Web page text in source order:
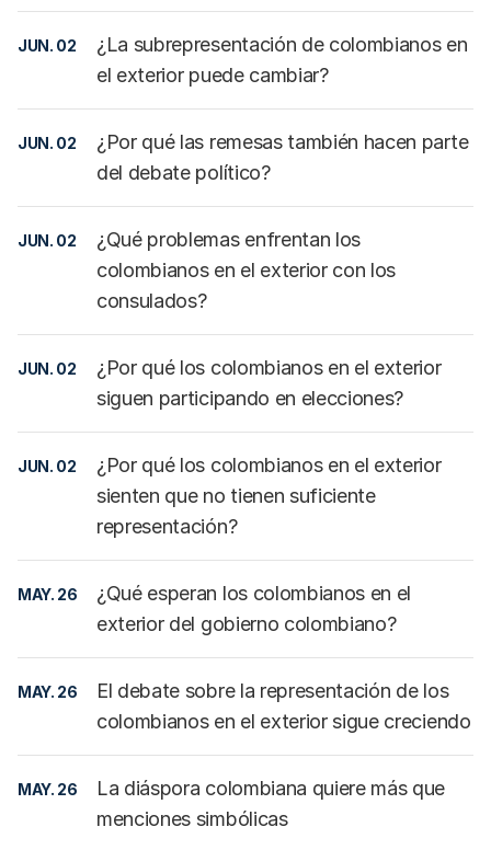
JUN. 02
¿La subrepresentación de colombianos en
el exterior puede cambiar?
JUN. 02
¿Por qué las remesas también hacen parte
del debate político?
JUN. 02
¿Qué problemas enfrentan los
colombianos en el exterior con los
consulados?
JUN. 02
¿Por qué los colombianos en el exterior
siguen participando en elecciones?
JUN. 02
¿Por qué los colombianos en el exterior
sienten que no tienen suficiente
representación?
MAY. 26
¿Qué esperan los colombianos en el
exterior del gobierno colombiano?
MAY. 26
El debate sobre la representación de los
colombianos en el exterior sigue creciendo
MAY. 26
La diáspora colombiana quiere más que
menciones simbólicas